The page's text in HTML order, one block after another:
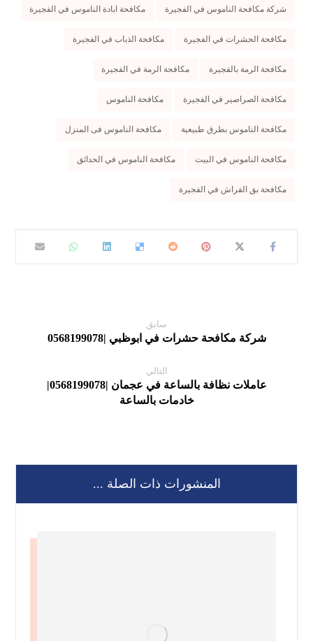
شركة مكافحة الناموس في الفجيرة مكافحة ابادة الناموس في الفجيرة
مكافحة الحشرات في الفجيرة مكافحة الذباب في الفجيرة
مكافحة الرمة بالفجيرة مكافحة الرمة في الفجيرة
مكافحة الصراصير في الفجيرة مكافحة الناموس
مكافحة الناموس بطرق طبيعية مكافحة الناموس فى المنزل
مكافحة الناموس في البيت مكافحة الناموس في الحدائق
مكافحة بق الفراش في الفجيرة
سابق
شركة مكافحة حشرات في ابوظبي |0568199078
التالي
عاملات نظافة بالساعة في عجمان |0568199078|
خادمات بالساعة
المنشورات ذات الصلة ...